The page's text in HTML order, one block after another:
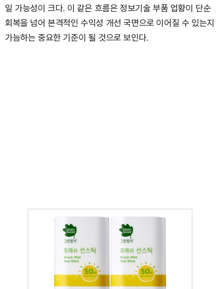
일 가능성이 크다. 이 같은 흐름은 정보기술 부품 업황이 단순
회복을 넘어 본격적인 수익성 개선 국면으로 이어질 수 있는지
가늠하는 중요한 기준이 될 것으로 보인다.